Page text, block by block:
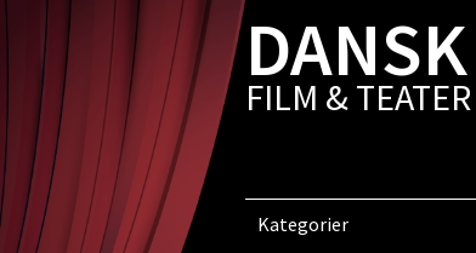
DANSK
FILM & TEATER
Kategorier